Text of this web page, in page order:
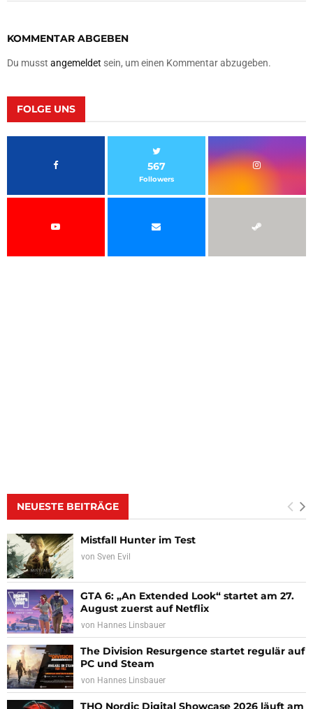
KOMMENTAR ABGEBEN
Du musst angemeldet sein, um einen Kommentar abzugeben.
FOLGE UNS
567
Followers
NEUESTE BEITRÄGE
Mistfall Hunter im Test
von Sven Evil
GTA 6: „An Extended Look“ startet am 27.
August zuerst auf Netflix
von Hannes Linsbauer
The Division Resurgence startet regulär auf
PC und Steam
von Hannes Linsbauer
THQ Nordic Digital Showcase 2026 läuft am